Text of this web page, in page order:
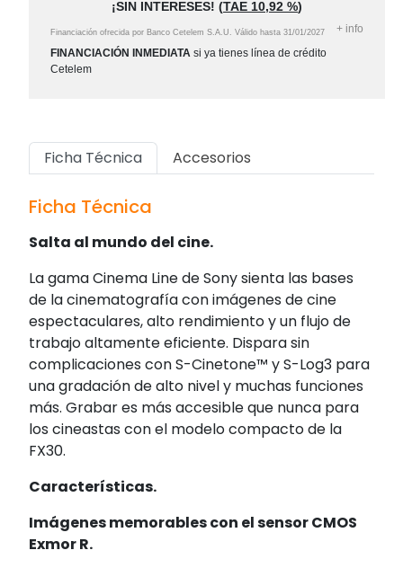
¡SIN INTERESES! (TAE 10,92 %)
Financiación ofrecida por Banco Cetelem S.A.U. Válido hasta 31/01/2027 + info
FINANCIACIÓN INMEDIATA si ya tienes línea de crédito
Cetelem
Ficha Técnica Accesorios
Ficha Técnica
Salta al mundo del cine.
La gama Cinema Line de Sony sienta las bases
de la cinematografía con imágenes de cine
espectaculares, alto rendimiento y un flujo de
trabajo altamente eficiente. Dispara sin
complicaciones con S-Cinetone™ y S-Log3 para
una gradación de alto nivel y muchas funciones
más. Grabar es más accesible que nunca para
los cineastas con el modelo compacto de la
FX30.
Características.
Imágenes memorables con el sensor CMOS
Exmor R.